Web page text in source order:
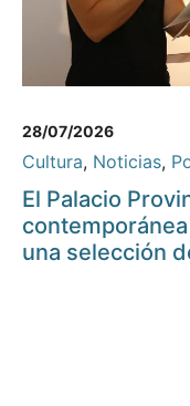
28/07/2026
Cultura, Noticias,
El Palacio
una selección